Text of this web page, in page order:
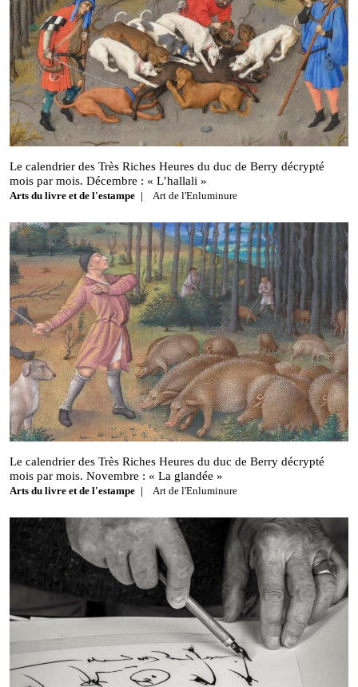
Le calendrier des Très Riches Heures du duc de Berry décrypté
mois par mois. Décembre : « L’hallali »
Arts du livre et de l'estampe Art de l'Enluminure
Le calendrier des Très Riches Heures du duc de Berry décrypté
mois par mois. Novembre : « La glandée »
Arts du livre et de l'estampe Art de l'Enluminure